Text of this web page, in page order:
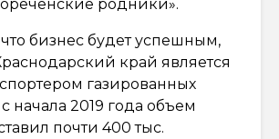
родники».
бизнес будет успешным,
край является
газированных
начала 2019 года объем
почти 400 тыс.